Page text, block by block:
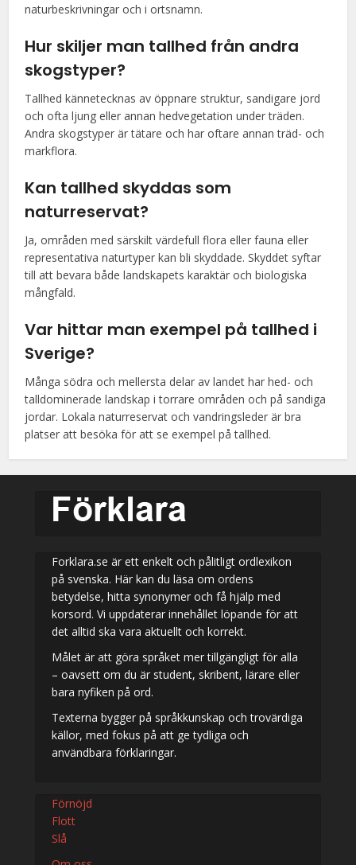
naturbeskrivningar och i ortsnamn.
Hur skiljer man tallhed från andra
skogstyper?
Tallhed kännetecknas av öppnare struktur, sandigare jord
och ofta ljung eller annan hedvegetation under träden.
Andra skogstyper är tätare och har oftare annan träd- och
markflora.
Kan tallhed skyddas som
naturreservat?
Ja, områden med särskilt värdefull flora eller fauna eller
representativa naturtyper kan bli skyddade. Skyddet syftar
till att bevara både landskapets karaktär och biologiska
mångfald.
Var hittar man exempel på tallhed i
Sverige?
Många södra och mellersta delar av landet har hed- och
talldominerade landskap i torrare områden och på sandiga
jordar. Lokala naturreservat och vandringsleder är bra
platser att besöka för att se exempel på tallhed.
Forklara.se är ett enkelt och pålitligt ordlexikon
på svenska. Här kan du läsa om ordens
betydelse, hitta synonymer och få hjälp med
korsord. Vi uppdaterar innehållet löpande för att
det alltid ska vara aktuellt och korrekt.
Målet är att göra språket mer tillgängligt för alla
– oavsett om du är student, skribent, lärare eller
bara nyfiken på ord.
Texterna bygger på språkkunskap och trovärdiga
källor, med fokus på att ge tydliga och
användbara förklaringar.
Förnöjd
Flott
Slå